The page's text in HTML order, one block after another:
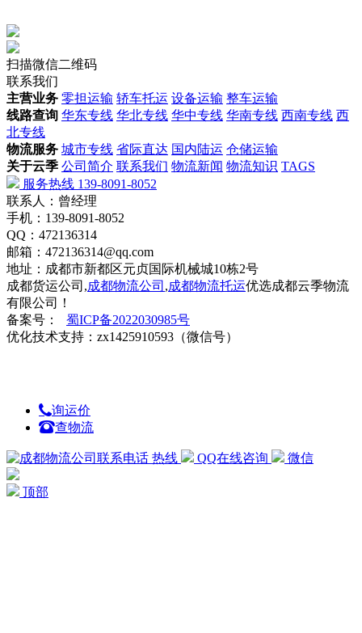
扫描微信二维码
联系我们
主营业务 零担运输 轿车托运 设备运输 整车运输
线路查询 华东专线 华北专线 华中专线 华南专线 西南专线 西
北专线
物流服务 城市专线 省际直达 国内陆运 仓储运输
关于云季 公司简介 联系我们 物流新闻 物流知识 TAGS
服务热线 139-8091-8052
联系人：曾经理
手机：139-8091-8052
QQ：472136314
邮箱：472136314@qq.com
地址：成都市新都区元贞国际机械城10栋2号
成都货运公司,成都物流公司 ,成都物流托运优选成都云季物流
有限公司！
备案号：
蜀ICP备2022030985号
优化技术支持：zx1425910593（微信号）
询运价
查物流
热线 QQ在线咨询 微信
顶部